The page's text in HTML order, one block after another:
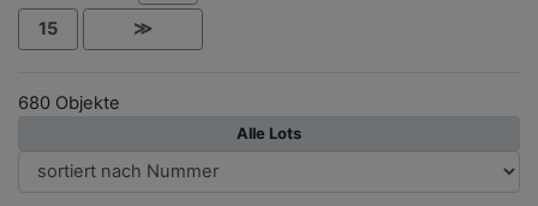
15 ≫
680 Objekte
Alle Lots